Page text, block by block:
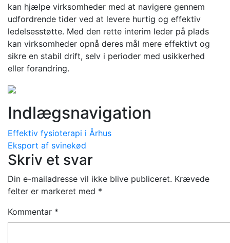
kan hjælpe virksomheder med at navigere gennem
udfordrende tider ved at levere hurtig og effektiv
ledelsesstøtte. Med den rette interim leder på plads
kan virksomheder opnå deres mål mere effektivt og
sikre en stabil drift, selv i perioder med usikkerhed
eller forandring.
Indlægsnavigation
Effektiv fysioterapi i Århus
Eksport af svinekød
Skriv et svar
Din e-mailadresse vil ikke blive publiceret. Krævede
felter er markeret med *
Kommentar *